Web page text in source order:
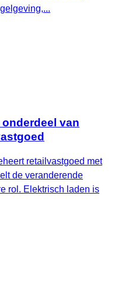
van
retailvastgoed met
de veranderende
rol. Elektrisch laden is